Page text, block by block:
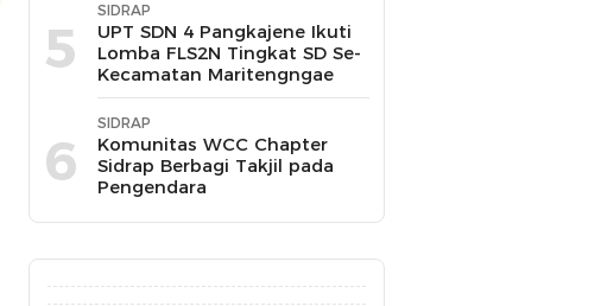
5
SIDRAP
UPT SDN 4 Pangkajene Ikuti
Lomba FLS2N Tingkat SD Se-
Kecamatan Maritengngae
6
SIDRAP
Komunitas WCC Chapter
Sidrap Berbagi Takjil pada
Pengendara